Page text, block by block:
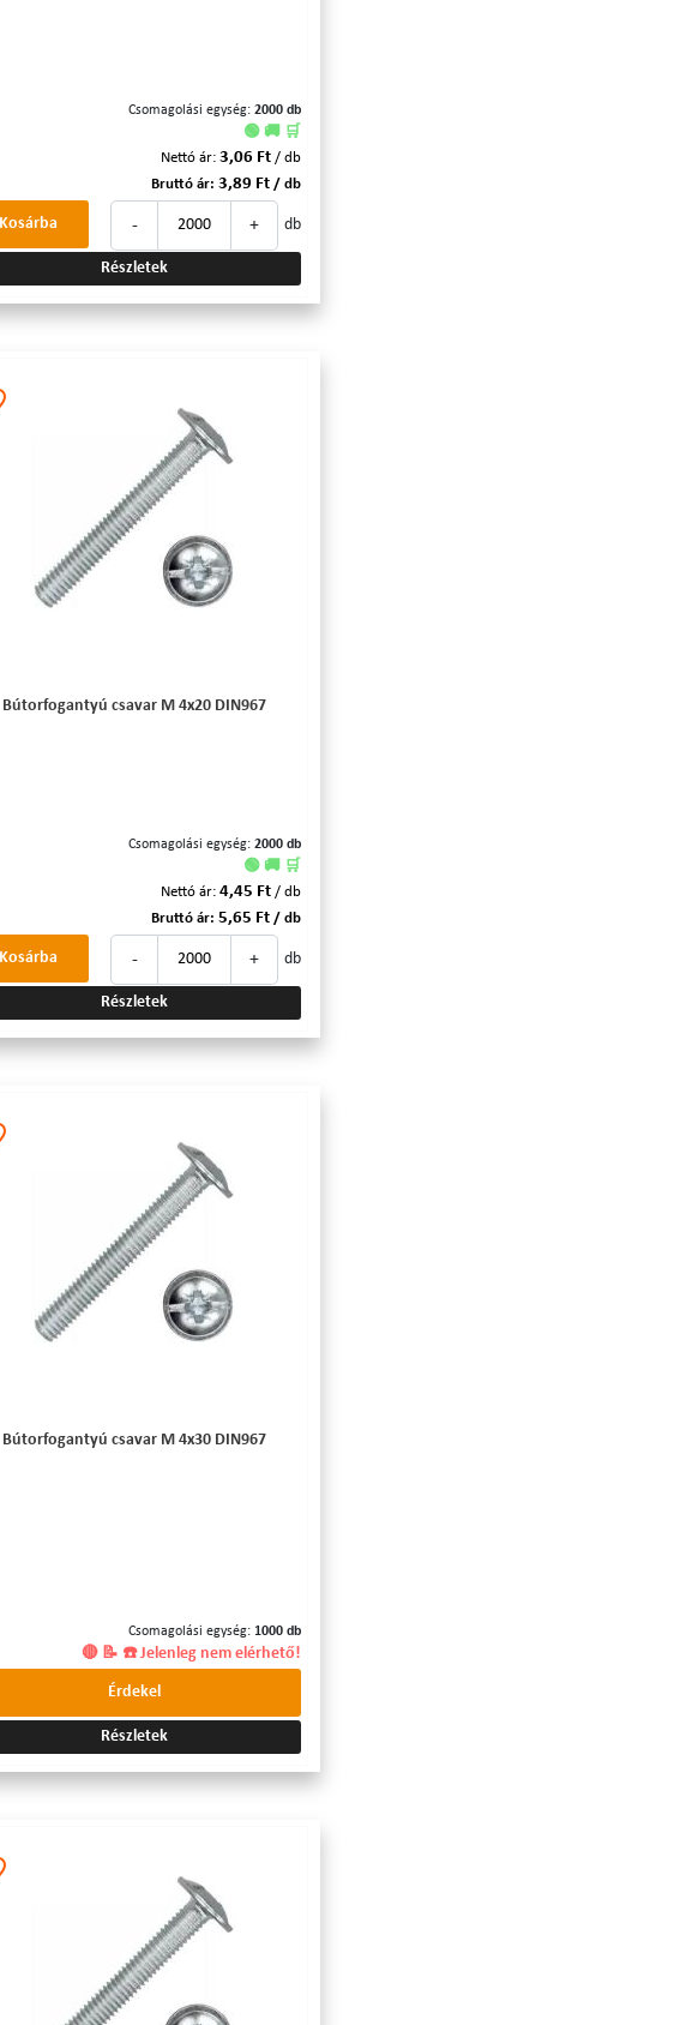
Csomagolási egység: 2000 db
🟢 🚚 🛒
Nettó ár: 3,06 Ft / db
Bruttó ár: 3,89 Ft / db
- + db
Kosárba
Részletek
Bútorfogantyú csavar M 4x20 DIN967
Csomagolási egység: 2000 db
🟢 🚚 🛒
Nettó ár: 4,45 Ft / db
Bruttó ár: 5,65 Ft / db
- + db
Kosárba
Részletek
Bútorfogantyú csavar M 4x30 DIN967
Csomagolási egység: 1000 db
🔴 📝 ☎️ Jelenleg nem elérhető!
Érdekel
Részletek